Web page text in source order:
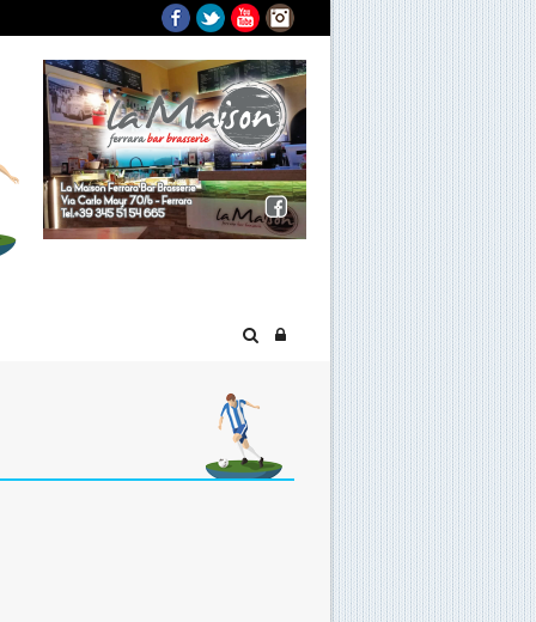
Facebook
TwitterYouTubeInstagram